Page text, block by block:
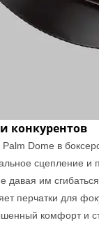
конкурентов
Dome в
сцепление и
давая им
перчатки для
комфорт и